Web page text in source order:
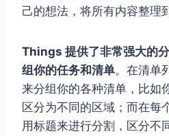
己的想法，将所有内容整理
Things 提供了非常强大的
组你的任务和清单。在清单
来分组你的各种清单，比如
区分为不同的区域；而在每
用标题来进行分割，区分不